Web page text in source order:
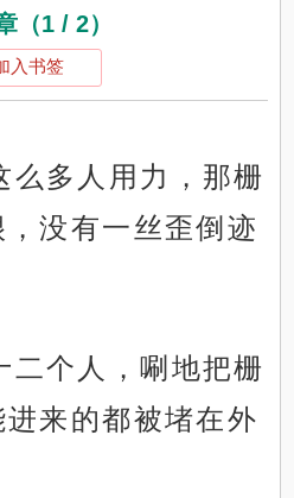
（1 / 2）
入书签
么多人用力，那栅
没有一丝歪倒迹
二个人，唰地把栅
来的都被堵在外